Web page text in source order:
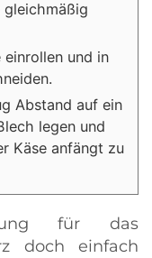
gleichmäßig
einrollen und in
Abstand auf ein
legen und
Käse anfängt zu
für das
doch einfach